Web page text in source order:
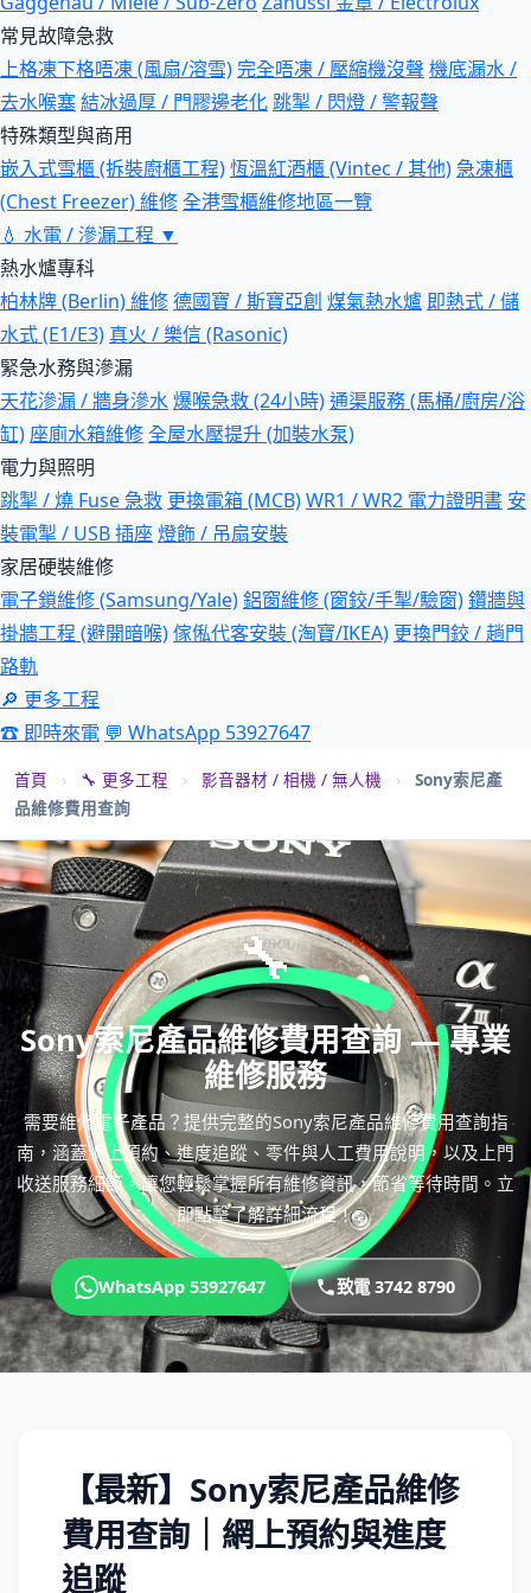
常見故障急救
上格凍下格唔凍 (風扇/溶雪)完全唔凍 / 壓縮機沒聲 機底漏水 /
去水喉塞結冰過厚 / 門膠邊老化跳掣 / 閃燈 / 警報聲
特殊類型與商用
嵌入式雪櫃 (拆裝廚櫃工程)恆溫紅酒櫃 (Vintec / 其他)急凍櫃
(Chest Freezer) 維修全港雪櫃維修地區一覽
💧 水電 / 滲漏工程 ▼
熱水爐專科
柏林牌 (Berlin) 維修德國寶 / 斯寶亞創 煤氣熱水爐 即熱式 / 儲
水式 (E1/E3) 真火 / 樂信 (Rasonic)
緊急水務與滲漏
天花滲漏 / 牆身滲水爆喉急救 (24小時)通渠服務 (馬桶/廚房/浴
缸) 座廁水箱維修全屋水壓提升 (加裝水泵)
電力與照明
跳掣 / 燒 Fuse 急救 更換電箱 (MCB)WR1 / WR2 電力證明書 安
裝電掣 / USB 插座燈飾 / 吊扇安裝
家居硬裝維修
電子鎖維修 (Samsung/Yale)鋁窗維修 (窗鉸/手掣/驗窗)鑽牆與
掛牆工程 (避開暗喉)傢俬代客安裝 (淘寶/IKEA) 更換門鉸 / 趟門
路軌
🔎 更多工程
☎ 即時來電 💬 WhatsApp 53927647
首頁 › 🔧 更多工程 › 影音器材 / 相機 / 無人機 ›
Sony索尼產
品維修費用查詢
🔧
Sony索尼產品維修費用查詢 — 專業
維修服務
需要維修電子產品？提供完整的Sony索尼產品維修費用查詢指
南，涵蓋網上預約、進度追蹤、零件與人工費用說明，以及上門
收送服務細節。讓您輕鬆掌握所有維修資訊，節省等待時間。立
即點擊了解詳細流程！
WhatsApp 53927647 致電 3742 8790
【最新】Sony索尼產品維修
費用查詢｜網上預約與進度
追蹤